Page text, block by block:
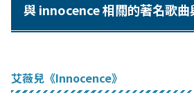
與 innocence 相關的著名歌曲
艾薇兒《Innocence》